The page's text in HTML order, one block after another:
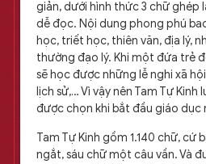
giản, dưới hình thức 3 chữ ghép
dễ đọc. Nội dung phong phú
học, triết học, thiên văn, địa lý,
thường đạo lý. Khi một đứa trẻ
sẽ học được những lễ nghi xã
lịch sử,… Vì vậy nên Tam Tự
được chọn khi bắt đầu giáo dục
Tam Tự Kinh gồm 1.140 chữ, cứ
ngắt, sáu chữ một câu vần. Và